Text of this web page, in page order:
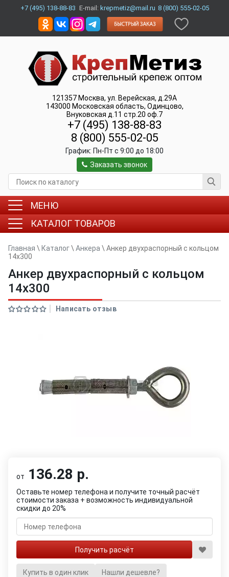
+7 (495) 138-88-83 E-mail: krepmetiz@mail.ru 8 (800) 555-02-05
121357 Москва, ул. Верейская, д.29А
143000 Московская область, Одинцово,
Внуковская д.11 стр.20 оф.7
+7 (495) 138-88-83
8 (800) 555-02-05
График: Пн-Пт c 9:00 до 18:00
Заказать звонок
МЕНЮ
КАТАЛОГ ТОВАРОВ
Главная \ Каталог\ Анкера \ Анкер двуxраспорный с кольцом
14x300
Анкер двуxраспорный с кольцом
14x300
Написать отзыв
от 136.28 р.
Оставьте номер телефона и получите точный расчёт
стоимости заказа + возможность индивидуальной
скидки до 20%
Купить в один клик Нашли дешевле?